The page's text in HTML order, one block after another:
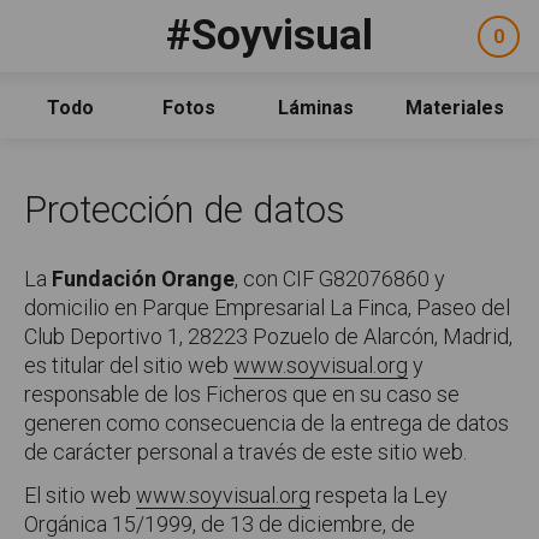
#Soyvisual
Todo
Fotos Láminas Materiales
0
Protección de datos
La Fundación Orange, con CIF G82076860 y
domicilio en Parque Empresarial La Finca, Paseo del
Club Deportivo 1, 28223 Pozuelo de Alarcón, Madrid,
es titular del sitio web www.soyvisual.org y
responsable de los Ficheros que en su caso se
generen como consecuencia de la entrega de datos
de carácter personal a través de este sitio web.
El sitio web www.soyvisual.org respeta la Ley
Orgánica 15/1999, de 13 de diciembre, de
FacebookYouTubeTwitter
Qué es #Soyvisual
Guía de uso
Contacto
Legal
Política de uso
Aviso Legal
Créditos